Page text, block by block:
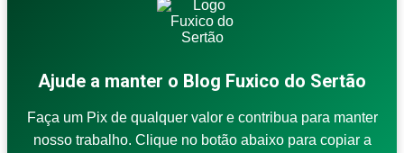
Ajude a manter o Blog Fuxico do Sertão
Faça um Pix de qualquer valor e contribua para manter
nosso trabalho. Clique no botão abaixo para copiar a